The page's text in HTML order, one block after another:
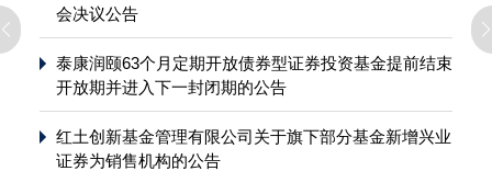
会决议公告
泰康润颐63个月定期开放债券型证券投资基金提前结束
开放期并进入下一封闭期的公告
红土创新基金管理有限公司关于旗下部分基金新增兴业
证券为销售机构的公告